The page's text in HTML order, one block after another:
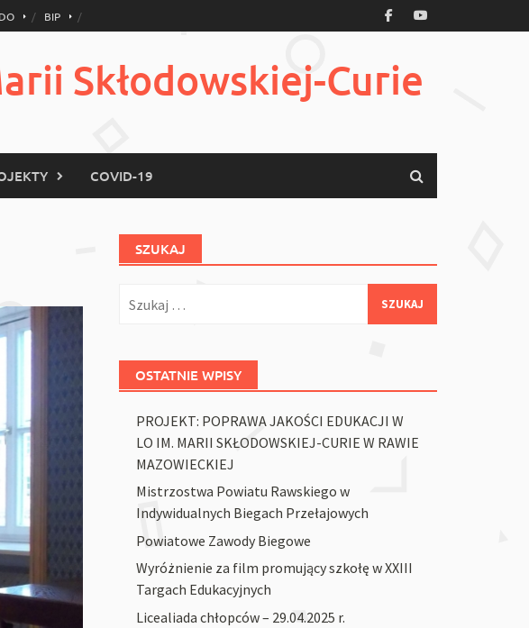
BIP
Skłodowskiej-Curie
COVID-19
SZUKAJ
OSTATNIE WPISY
PROJEKT: POPRAWA JAKOŚCI EDUKACJI W
LO IM. MARII SKŁODOWSKIEJ-CURIE W RAWIE
MAZOWIECKIEJ
Mistrzostwa Powiatu Rawskiego w
Indywidualnych Biegach Przełajowych
Powiatowe Zawody Biegowe
Wyróżnienie za film promujący szkołę w XXIII
Targach Edukacyjnych
Licealiada chłopców – 29.04.2025 r.